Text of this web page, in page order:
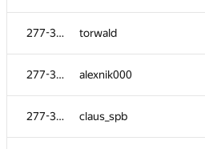
277-329 torwald
277-329 alexnik000
277-329 claus_spb
277-329 torwald
277-329 alexnik000
277-329 claus_spb